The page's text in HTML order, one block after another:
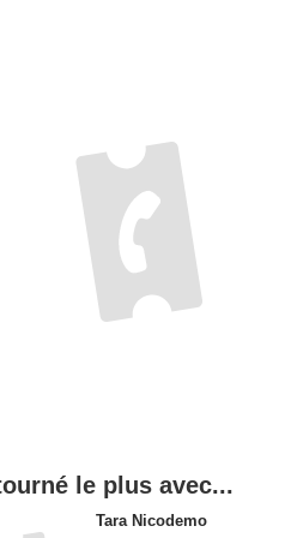
le plus avec...
Tara Nicodemo